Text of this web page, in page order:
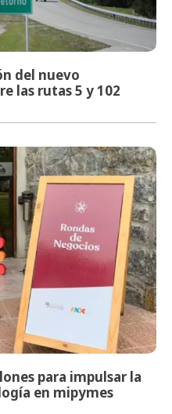
del nuevo
las rutas 5 y 102
para impulsar la
en mipymes